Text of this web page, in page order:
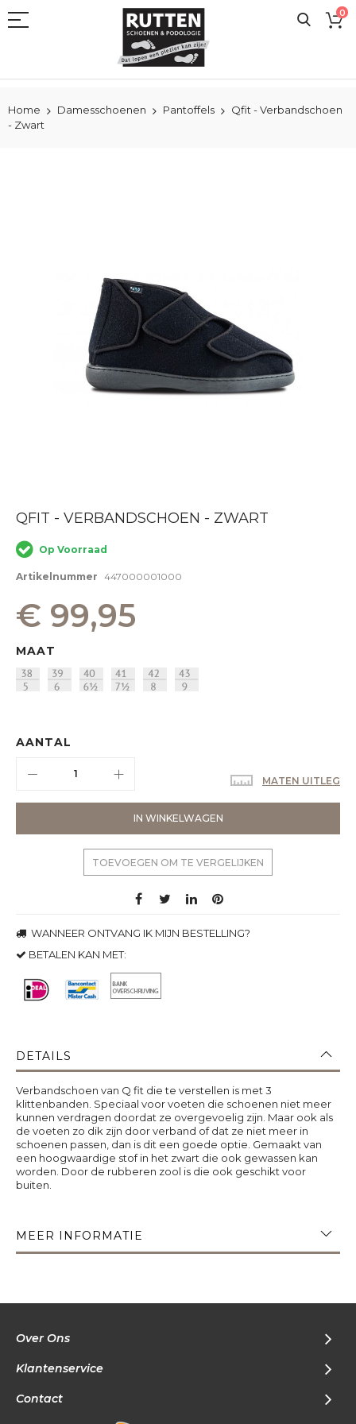
naar
0
Home Damesschoenen Pantoffels
Qfit - Verbandschoen
- Zwart
Ga
naar
het
begin
de
gallerij
QFIT - VERBANDSCHOEN - ZWART
Op Voorraad
Artikelnummer 447000001000
€ 99,95
MAAT
AANTAL
IN WINKELWAGEN
MATEN UITLEG
TOEVOEGEN OM TE VERGELIJKEN
WANNEER ONTVANG IK MIJN BESTELLING?
BETALEN KAN MET:
DETAILS
Verbandschoen van Q fit die te verstellen is met 3
klittenbanden. Speciaal voor voeten die schoenen niet meer
kunnen verdragen doordat ze overgevoelig zijn. Maar ook als
de voeten zo dik zijn door verband of dat ze niet meer in
schoenen passen, dan is dit een goede optie. Gemaakt van
een hoogwaardige stof in het zwart die ook gewassen kan
worden. Door de rubberen zool is die ook geschikt voor
buiten.
MEER INFORMATIE
Over Ons
Klantenservice
Contact